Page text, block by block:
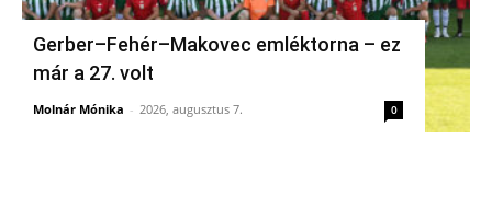
Gerber–Fehér–Makovec emléktorna – ez
már a 27. volt
Molnár Mónika - 2026, augusztus 7. 0